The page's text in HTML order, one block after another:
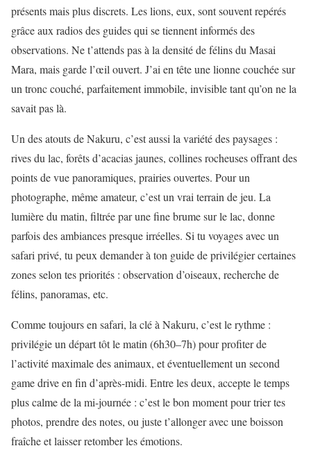
présents mais plus discrets. Les lions, eux, sont souvent repérés
grâce aux radios des guides qui se tiennent informés des
observations. Ne t’attends pas à la densité de félins du Masai
Mara, mais garde l’œil ouvert. J’ai en tête une lionne couchée sur
un tronc couché, parfaitement immobile, invisible tant qu’on ne la
savait pas là.
Un des atouts de Nakuru, c’est aussi la variété des paysages :
rives du lac, forêts d’acacias jaunes, collines rocheuses offrant des
points de vue panoramiques, prairies ouvertes. Pour un
photographe, même amateur, c’est un vrai terrain de jeu. La
lumière du matin, filtrée par une fine brume sur le lac, donne
parfois des ambiances presque irréelles. Si tu voyages avec un
safari privé, tu peux demander à ton guide de privilégier certaines
zones selon tes priorités : observation d’oiseaux, recherche de
félins, panoramas, etc.
Comme toujours en safari, la clé à Nakuru, c’est le rythme :
privilégie un départ tôt le matin (6h30–7h) pour profiter de
l’activité maximale des animaux, et éventuellement un second
game drive en fin d’après-midi. Entre les deux, accepte le temps
plus calme de la mi-journée : c’est le bon moment pour trier tes
photos, prendre des notes, ou juste t’allonger avec une boisson
fraîche et laisser retomber les émotions.